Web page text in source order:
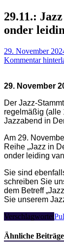
29.11.:
onder
29. November
Kommentar
29. November
Der Jazz-
regelmäßig (alle
Jazzabend in
Am 29.
Reihe „Jazz in
onder leiding
Sie sind
schreiben Sie
dem Betreff
Sie unserem
Verschlagwortet
Ähnliche Beiträge